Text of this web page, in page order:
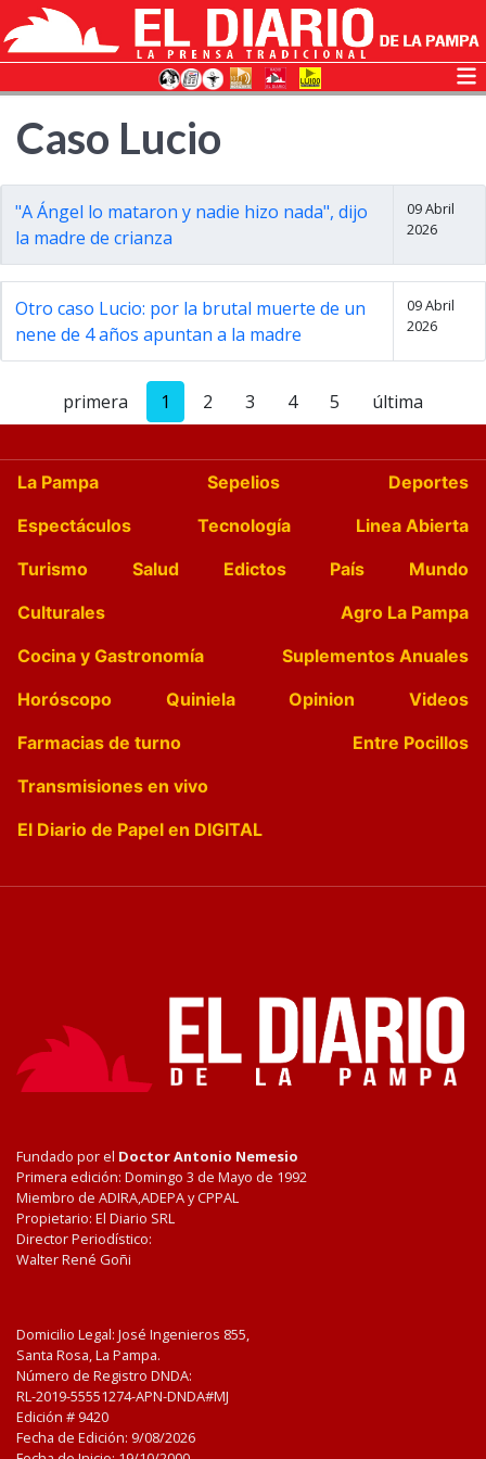
Caso Lucio
"A Ángel lo mataron y nadie hizo nada", dijo
la madre de crianza
09 Abril
2026
Otro caso Lucio: por la brutal muerte de un
nene de 4 años apuntan a la madre
09 Abril
2026
primera 1 2 3 4 5 última
La Pampa Sepelios
Deportes
Espectáculos
Tecnología
Linea Abierta
Turismo
Salud Edictos País
Mundo
Culturales
Agro La Pampa
Cocina y Gastronomía
Suplementos Anuales
Horóscopo
Quiniela Opinion
Videos
Farmacias de turno
Entre Pocillos
Transmisiones en vivo
El Diario de Papel en DIGITAL
Fundado por el Doctor Antonio Nemesio
Primera edición: Domingo 3 de Mayo de 1992
Miembro de ADIRA,ADEPA y CPPAL
Propietario: El Diario SRL
Director Periodístico:
Walter René Goñi
Domicilio Legal: José Ingenieros 855,
Santa Rosa, La Pampa.
Número de Registro DNDA:
RL-2019-55551274-APN-DNDA#MJ
Edición # 9420
Fecha de Edición: 9/08/2026